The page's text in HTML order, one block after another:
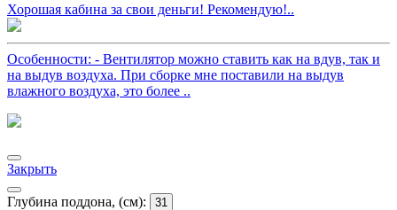
Хорошая кабина за свои деньги! Рекомендую!..
Особенности: - Вентилятор можно ставить как на вдув, так и
на выдув воздуха. При сборке мне поставили на выдув
влажного воздуха, это более ..
Закрыть
Глубина поддона, (см): 31